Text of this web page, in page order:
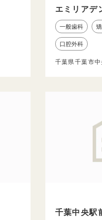
エミリアデ
一般歯科
口腔外科
千葉県千葉市
千葉中央駅